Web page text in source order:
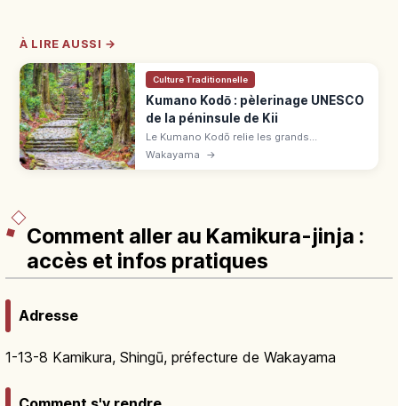
À LIRE AUSSI →
Culture Traditionnelle
Kumano Kodō : pèlerinage UNESCO
de la péninsule de Kii
Le Kumano Kodō relie les grands
sanctuaires de Wakayama par des routes
UNESCO comme Nakahechi et Kohechi.
Wakayama →
Comment aller au Kamikura-jinja :
accès et infos pratiques
Adresse
1-13-8 Kamikura, Shingū, préfecture de Wakayama